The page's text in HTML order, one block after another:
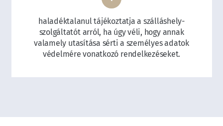
haladéktalanul tájékoztatja a szálláshely-
szolgáltatót arról, ha úgy véli, hogy annak
valamely utasítása sérti a személyes adatok
védelmére vonatkozó rendelkezéseket.